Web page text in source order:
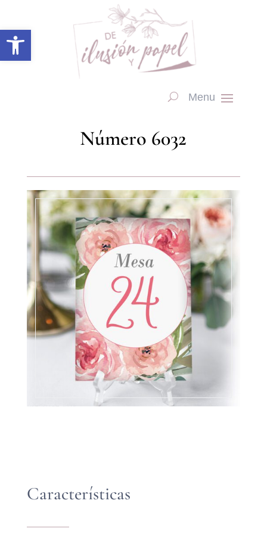
Abrir barra de herramientas
Número 6032
Características